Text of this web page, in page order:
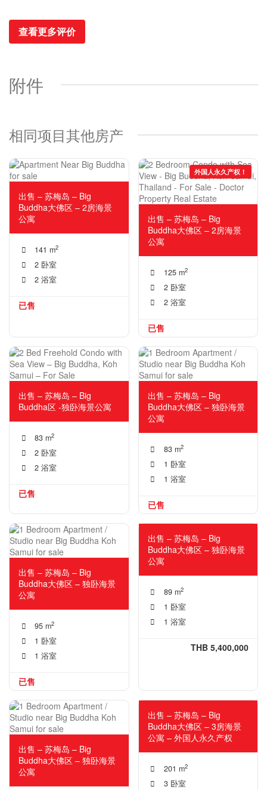
查看更多评价
附件
相同项目其他房产
出售 – 苏梅岛 – Big
Buddha大佛区 – 2房海景
公寓
141 m2
2 卧室
2 浴室
已售
外国人永久产权！
出售 – 苏梅岛 – Big
Buddha大佛区 – 2房海景
公寓
125 m2
2 卧室
2 浴室
已售
出售 – 苏梅岛 – Big
Buddha区 -独卧海景公寓
83 m2
2 卧室
2 浴室
已售
出售 – 苏梅岛 – Big
Buddha大佛区 – 独卧海景
公寓
83 m2
1 卧室
1 浴室
已售
出售 – 苏梅岛 – Big
Buddha大佛区 – 独卧海景
公寓
95 m2
1 卧室
1 浴室
已售
出售 – 苏梅岛 – Big
Buddha大佛区 – 独卧海景
公寓
89 m2
1 卧室
1 浴室
THB 5,400,000
出售 – 苏梅岛 – Big
Buddha大佛区 – 独卧海景
公寓
外国人永久产权！
出售 – 苏梅岛 – Big
Buddha大佛区 – 3房海景
公寓 – 外国人永久产权
201 m2
3 卧室